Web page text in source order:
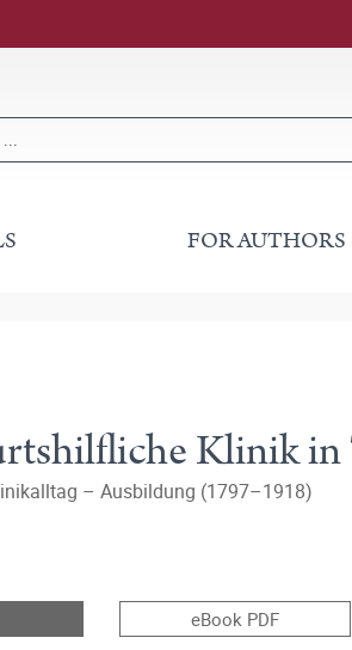
FOR AUTHORS
Klinik
– Ausbildung (1797–1918)
eBook PDF